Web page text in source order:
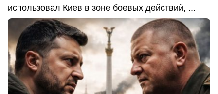
использовал Киев в зоне боевых действий, ...